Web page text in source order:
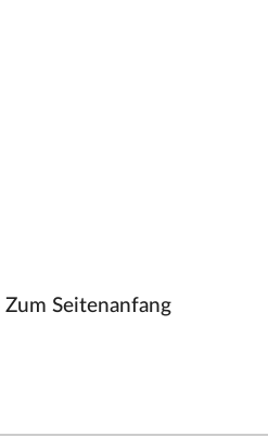
Zum Seitenanfang